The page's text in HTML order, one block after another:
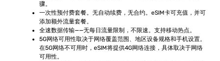
骤。
一次性预付费套餐。无自动续费，无合约。eSIM卡可充值，并可
添加额外流量套餐。
全速数据传输——无每日流量限制，不限速。支持移动热点。
5G网络可用性取决于网络覆盖范围、地区设备规格和手机设置。
在5G网络不可用时，eSIM将提供4G网络连接，具体取决于网络
可用性。